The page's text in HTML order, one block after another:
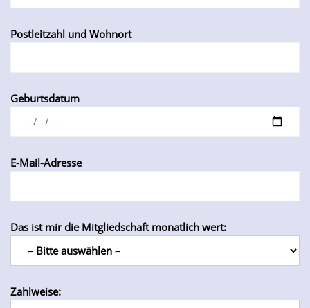
Postleitzahl und Wohnort
Geburtsdatum
E-Mail-Adresse
Das ist mir die Mitgliedschaft monatlich wert:
Zahlweise: